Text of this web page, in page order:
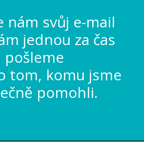
nám svůj e-mail
jednou za čas
pošleme
tom, komu jsme
pomohli.